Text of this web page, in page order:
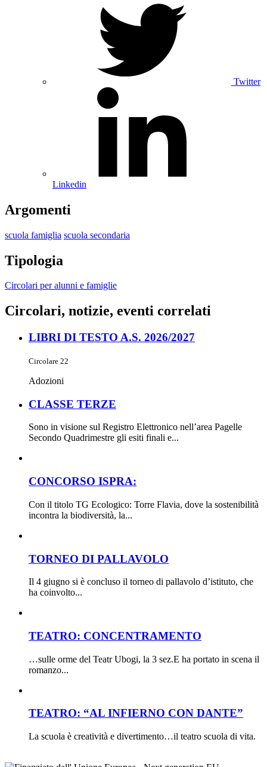
Twitter
Linkedin
Argomenti
scuola famiglia scuola secondaria
Tipologia
Circolari per alunni e famiglie
Circolari, notizie, eventi correlati
LIBRI DI TESTO A.S. 2026/2027
Circolare 22
Adozioni
CLASSE TERZE
Sono in visione sul Registro Elettronico nell’area Pagelle
Secondo Quadrimestre gli esiti finali e...
CONCORSO ISPRA:
Con il titolo TG Ecologico: Torre Flavia, dove la sostenibilità
incontra la biodiversità, la...
TORNEO DI PALLAVOLO
Il 4 giugno si è concluso il torneo di pallavolo d’istituto, che
ha coinvolto...
TEATRO: CONCENTRAMENTO
…sulle orme del Teatr Ubogi, la 3 sez.E ha portato in scena il
romanzo...
TEATRO: “AL INFIERNO CON DANTE”
La scuola è creatività e divertimento…il teatro scuola di vita.